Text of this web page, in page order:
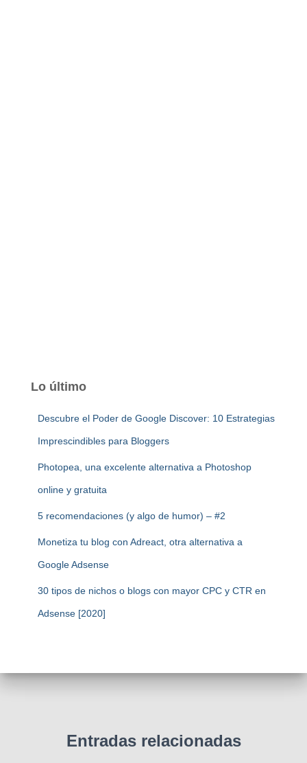
Lo último
Descubre el Poder de Google Discover: 10 Estrategias
Imprescindibles para Bloggers
Photopea, una excelente alternativa a Photoshop
online y gratuita
5 recomendaciones (y algo de humor) – #2
Monetiza tu blog con Adreact, otra alternativa a
Google Adsense
30 tipos de nichos o blogs con mayor CPC y CTR en
Adsense [2020]
Entradas relacionadas